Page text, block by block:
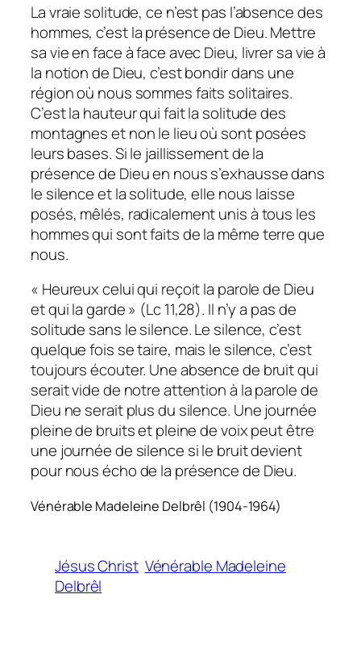
La vraie solitude, ce n’est pas l’absence des
hommes, c’est la présence de Dieu. Mettre
sa vie en face à face avec Dieu, livrer sa vie à
la notion de Dieu, c’est bondir dans une
région où nous sommes faits solitaires.
C’est la hauteur qui fait la solitude des
montagnes et non le lieu où sont posées
leurs bases. Si le jaillissement de la
présence de Dieu en nous s’exhausse dans
le silence et la solitude, elle nous laisse
posés, mêlés, radicalement unis à tous les
hommes qui sont faits de la même terre que
nous.
« Heureux celui qui reçoit la parole de Dieu
et qui la garde » (Lc 11,28). Il n’y a pas de
solitude sans le silence. Le silence, c’est
quelque fois se taire, mais le silence, c’est
toujours écouter. Une absence de bruit qui
serait vide de notre attention à la parole de
Dieu ne serait plus du silence. Une journée
pleine de bruits et pleine de voix peut être
une journée de silence si le bruit devient
pour nous écho de la présence de Dieu.
Vénérable Madeleine Delbrêl (1904-1964)
Jésus Christ Vénérable Madeleine
Delbrêl